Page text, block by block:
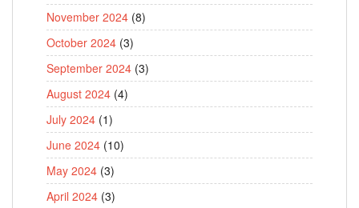
November 2024 (8)
October 2024 (3)
September 2024 (3)
August 2024 (4)
July 2024 (1)
June 2024 (10)
May 2024 (3)
April 2024 (3)